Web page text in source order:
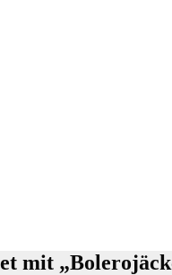
mit